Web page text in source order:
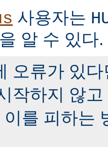
사용자는
알 수 있다.
오류가 있
작하지 않
이를 피하는